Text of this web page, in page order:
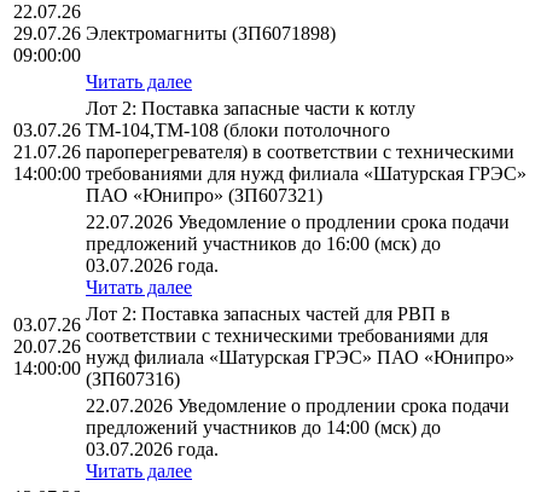
22.07.26
29.07.26
09:00:00
Электромагниты (ЗП6071898)
Читать далее
03.07.26
21.07.26
14:00:00
Лот 2: Поставка запасные части к котлу
ТМ-104,ТМ-108 (блоки потолочного
пароперегревателя) в соответствии с техническими
требованиями для нужд филиала «Шатурская ГРЭС»
ПАО «Юнипро» (ЗП607321)
22.07.2026 Уведомление о продлении срока подачи
предложений участников до 16:00 (мск) до
03.07.2026 года.
Читать далее
03.07.26
20.07.26
14:00:00
Лот 2: Поставка запасных частей для РВП в
соответствии с техническими требованиями для
нужд филиала «Шатурская ГРЭС» ПАО «Юнипро»
(ЗП607316)
22.07.2026 Уведомление о продлении срока подачи
предложений участников до 14:00 (мск) до
03.07.2026 года.
Читать далее